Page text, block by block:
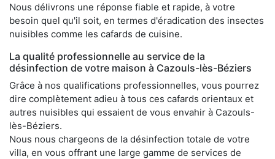
Nous délivrons une réponse fiable et rapide, à votre
besoin quel qu'il soit, en termes d'éradication des insectes
nuisibles comme les cafards de cuisine.
La qualité professionnelle au service de la
désinfection de votre maison à Cazouls-lès-Béziers
Grâce à nos qualifications professionnelles, vous pourrez
dire complètement adieu à tous ces cafards orientaux et
autres nuisibles qui essaient de vous envahir à Cazouls-
lès-Béziers.
Nous nous chargeons de la désinfection totale de votre
villa, en vous offrant une large gamme de services de